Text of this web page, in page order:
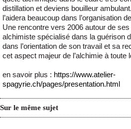
distillation et deviens bouilleur
l’aidera beaucoup dans l’organisation
Une rencontre vers 2006 autour de
alchimiste spécialisé dans la guérison
dans l’orientation de son travail et sa
cet aspect majeur de l’alchimie à toute
en savoir plus : https://www.atelier-
spagyrie.ch/pages/presentation.html
Sur le même sujet